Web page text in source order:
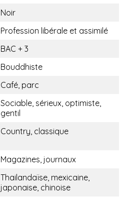
Noir
Profession libérale et assimilé
BAC + 3
Bouddhiste
Café, parc
Sociable, sérieux, optimiste,
gentil
Country, classique
Magazines, journaux
Thailandaïse, mexicaine,
japonaise, chinoise